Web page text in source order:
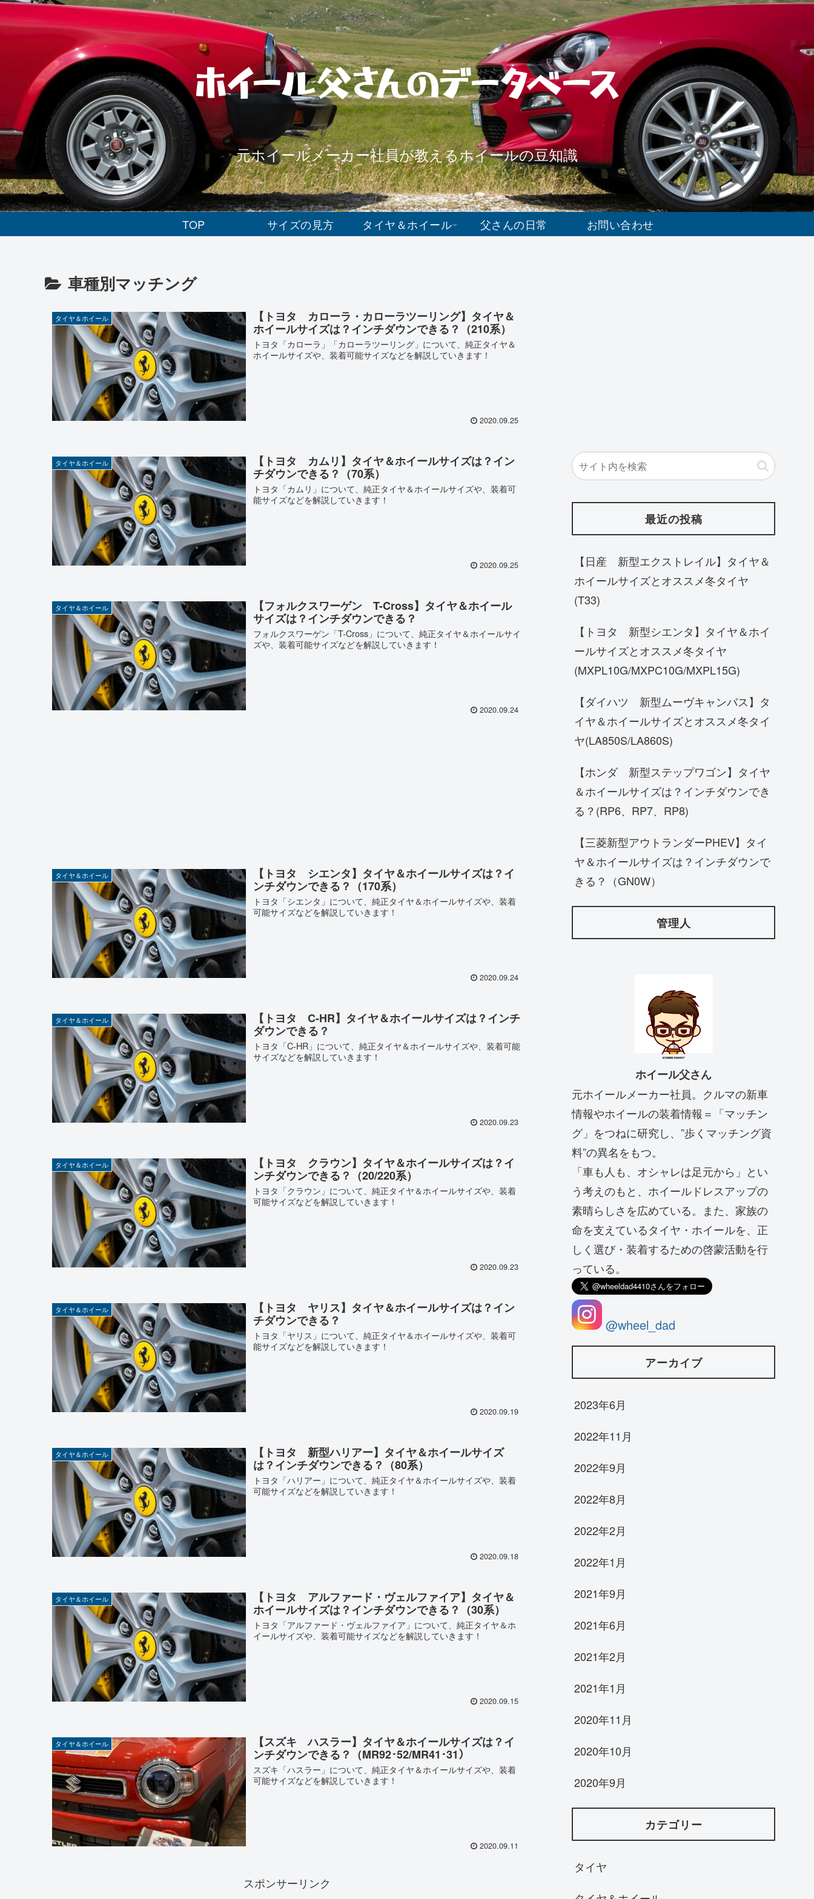
ホイール父さんのデータベース
元ホイールメーカー社員が教えるホイールの豆知識
TOP サイズの見方 タイヤ＆ホイール 父さんの日常 お問い合わせ
車種別マッチング
タイヤ＆ホイール
【トヨタ カローラ・カローラツーリング】タイヤ＆
ホイールサイズは？インチダウンできる？（210系）
トヨタ「カローラ」「カローラツーリング」について、純正タイヤ＆
ホイールサイズや、装着可能サイズなどを解説していきます！
2020.09.25
タイヤ＆ホイール
【トヨタ カムリ】タイヤ＆ホイールサイズは？イン
チダウンできる？（70系）
トヨタ「カムリ」について、純正タイヤ＆ホイールサイズや、装着可
能サイズなどを解説していきます！
2020.09.25
タイヤ＆ホイール
【フォルクスワーゲン T-Cross】タイヤ＆ホイール
サイズは？インチダウンできる？
フォルクスワーゲン「T-Cross」について、純正タイヤ＆ホイールサイ
ズや、装着可能サイズなどを解説していきます！
2020.09.24
タイヤ＆ホイール
【トヨタ シエンタ】タイヤ＆ホイールサイズは？イ
ンチダウンできる？（170系）
トヨタ「シエンタ」について、純正タイヤ＆ホイールサイズや、装着
可能サイズなどを解説していきます！
2020.09.24
タイヤ＆ホイール
【トヨタ C-HR】タイヤ＆ホイールサイズは？インチ
ダウンできる？
トヨタ「C-HR」について、純正タイヤ＆ホイールサイズや、装着可能
サイズなどを解説していきます！
2020.09.23
タイヤ＆ホイール
【トヨタ クラウン】タイヤ＆ホイールサイズは？イ
ンチダウンできる？（20/220系）
トヨタ「クラウン」について、純正タイヤ＆ホイールサイズや、装着
可能サイズなどを解説していきます！
2020.09.23
タイヤ＆ホイール
【トヨタ ヤリス】タイヤ＆ホイールサイズは？イン
チダウンできる？
トヨタ「ヤリス」について、純正タイヤ＆ホイールサイズや、装着可
能サイズなどを解説していきます！
2020.09.19
タイヤ＆ホイール
【トヨタ 新型ハリアー】タイヤ＆ホイールサイズ
は？インチダウンできる？（80系）
トヨタ「ハリアー」について、純正タイヤ＆ホイールサイズや、装着
可能サイズなどを解説していきます！
2020.09.18
タイヤ＆ホイール
【トヨタ アルファード・ヴェルファイア】タイヤ＆
ホイールサイズは？インチダウンできる？（30系）
トヨタ「アルファード・ヴェルファイア」について、純正タイヤ＆ホ
イールサイズや、装着可能サイズなどを解説していきます！
2020.09.15
タイヤ＆ホイール
【スズキ ハスラー】タイヤ＆ホイールサイズは？イ
ンチダウンできる？（MR92･52/MR41･31）
スズキ「ハスラー」について、純正タイヤ＆ホイールサイズや、装着
可能サイズなどを解説していきます！
2020.09.11
スポンサーリンク
最近の投稿
【日産 新型エクストレイル】タイヤ＆
ホイールサイズとオススメ冬タイヤ
(T33)
【トヨタ 新型シエンタ】タイヤ＆ホイ
ールサイズとオススメ冬タイヤ
(MXPL10G/MXPC10G/MXPL15G)
【ダイハツ 新型ムーヴキャンバス】タ
イヤ＆ホイールサイズとオススメ冬タイ
ヤ(LA850S/LA860S)
【ホンダ 新型ステップワゴン】タイヤ
＆ホイールサイズは？インチダウンでき
る？(RP6、RP7、RP8)
【三菱新型アウトランダーPHEV】タイ
ヤ＆ホイールサイズは？インチダウンで
きる？（GN0W）
管理人
ホイール父さん
元ホイールメーカー社員。クルマの新車
情報やホイールの装着情報＝「マッチン
グ」をつねに研究し、”歩くマッチング資
料”の異名をもつ。
「車も人も、オシャレは足元から」とい
う考えのもと、ホイールドレスアップの
素晴らしさを広めている。また、家族の
命を支えているタイヤ・ホイールを、正
しく選び・装着するための啓蒙活動を行
っている。
@wheel_dad
アーカイブ
2023年6月
2022年11月
2022年9月
2022年8月
2022年2月
2022年1月
2021年9月
2021年6月
2021年2月
2021年1月
2020年11月
2020年10月
2020年9月
カテゴリー
タイヤ